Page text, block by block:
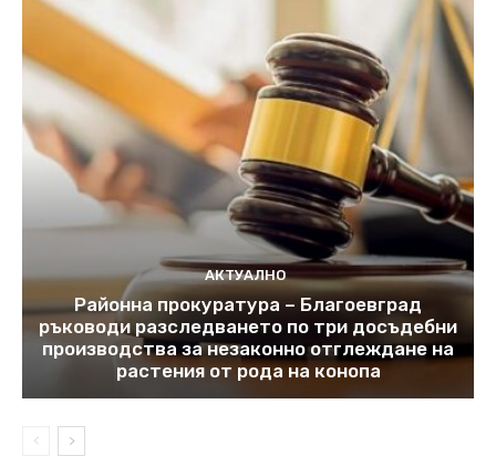
АКТУАЛНО
Районна прокуратура – Благоевград
ръководи разследването по три досъдебни
производства за незаконно отглеждане на
растения от рода на конопа